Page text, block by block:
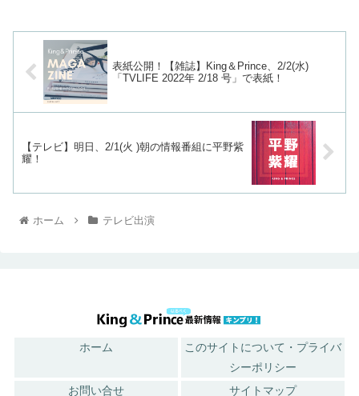
表紙公開！【雑誌】King＆Prince、2/2(水)
「TVLIFE 2022年 2/18 号」で表紙！
【テレビ】明日、2/1(火 )朝の情報番組に平野紫
耀！
ホーム テレビ出演
ホーム
このサイトについて・プライバ
シーポリシー
お問い合せ
サイトマップ